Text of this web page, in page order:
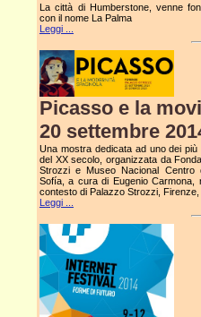
La città di Humberstone, venne
con il nome La Palma
Leggi ...
Picasso e la
20 settembre
Una mostra dedicata ad uno dei più
del XX secolo, organizzata da
Strozzi e Museo Nacional Centro
Sofía, a cura di Eugenio Carmona,
contesto di Palazzo Strozzi, Firenze,
Leggi ...